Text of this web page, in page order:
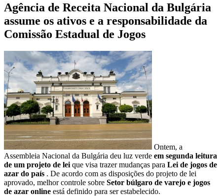
Agência de Receita Nacional da Bulgária
assume os ativos e a responsabilidade da
Comissão Estadual de Jogos
Ontem, a
Assembleia Nacional da Bulgária deu luz verde em segunda leitura
de um projeto de lei que visa trazer mudanças para Lei de jogos de
azar do país . De acordo com as disposições do projeto de lei
aprovado, melhor controle sobre Setor búlgaro de varejo e jogos
de azar online está definido para ser estabelecido.